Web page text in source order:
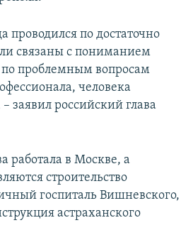
проводился по достаточно
связаны с пониманием
проблемным вопросам
человека
заявил российский глава
работала в Москве, а
строительство
госпиталь Вишневского,
астраханского